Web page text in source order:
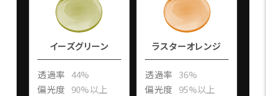
イーズグリーン
透過率 44%
偏光度 90%以上
ラスターオレンジ
透過率 36%
偏光度 95%以上